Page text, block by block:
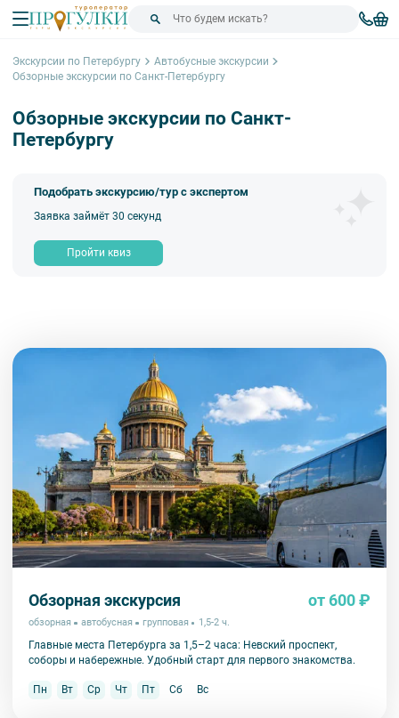
Экскурсии по Петербургу
Автобусные экскурсии
Обзорные экскурсии по Санкт-Петербургу
Обзорные экскурсии по Санкт-
Петербургу
Подобрать экскурсию/тур с экспертом
Заявка займёт 30 секунд
Пройти квиз
Обзорная экскурсия от 600 ₽
обзорная автобусная групповая 1,5-2 ч.
Главные места Петербурга за 1,5–2 часа: Невский проспект,
соборы и набережные. Удобный старт для первого знакомства.
Пн Вт Ср Чт Пт Сб Вс